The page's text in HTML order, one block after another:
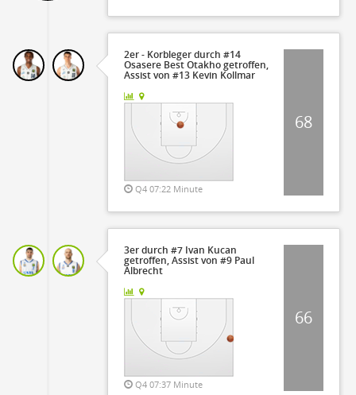
2er - Korbleger durch #14
Osasere Best Otakho getroffen,
Assist von #13 Kevin Kollmar
Q4 07:22 Minute
68
3er durch #7 Ivan Kucan
getroffen, Assist von #9 Paul
Albrecht
Q4 07:37 Minute
66